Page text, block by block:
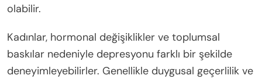
olabilir.
Kadınlar, hormonal değişiklikler ve toplumsal
baskılar nedeniyle depresyonu farklı bir şekilde
deneyimleyebilirler. Genellikle duygusal geçerlilik ve